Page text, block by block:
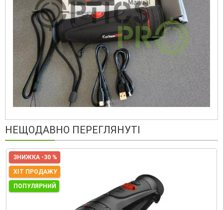
НЕЩОДАВНО ПЕРЕГЛЯНУТІ
ЗНИЖКА -30 %
ХІТ ПРОДАЖУ
ПОПУЛЯРНИЙ